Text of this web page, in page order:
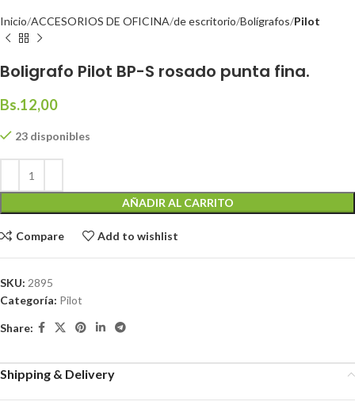
Inicio ACCESORIOS DE OFICINA de escritorio Bolígrafos Pilot
Boligrafo Pilot BP-S rosado punta fina.
Bs.12,00
23 disponibles
AÑADIR AL CARRITO
Compare Add to wishlist
SKU: 2895
Categoría: Pilot
Share:
Shipping & Delivery